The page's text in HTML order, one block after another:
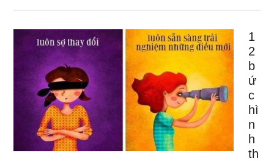
1
2
b
ứ
c
hì
n
h
th